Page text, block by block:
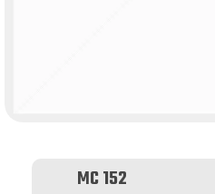
MC 152